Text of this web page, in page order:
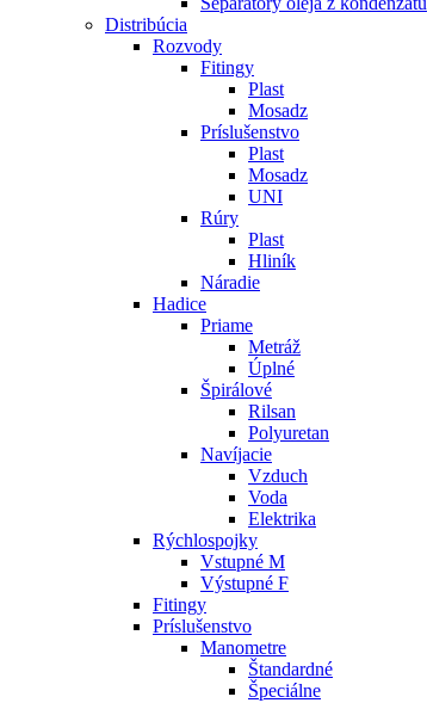
Distribúcia
Rozvody
Fitingy
Plast
Mosadz
Príslušenstvo
Plast
Mosadz
UNI
Rúry
Plast
Hliník
Náradie
Hadice
Priame
Metráž
Úplné
Špirálové
Rilsan
Polyuretan
Navíjacie
Vzduch
Voda
Elektrika
Rýchlospojky
Vstupné M
Výstupné F
Fitingy
Príslušenstvo
Manometre
Štandardné
Špeciálne